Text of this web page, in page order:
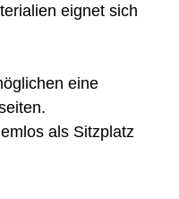
eignet sich
eine
als Sitzplatz